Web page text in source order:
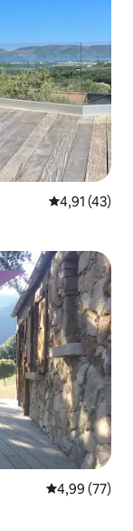
Évaluation
4,91 (43)
Évaluation
4,99 (77)